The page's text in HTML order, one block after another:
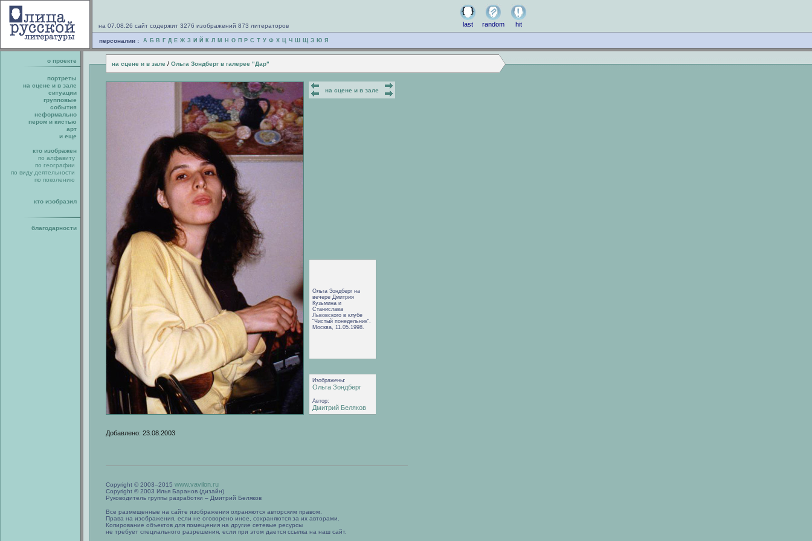
на 07.08.26 сайт содержит 3276 изображений 873 литераторов last random hit
персоналии : А Б В Г Д Е Ж З И Й К Л М Н О П Р С Т У Ф Х Ц Ч Ш Щ Э Ю Я
о проекте на сцене и в зале / Ольга Зондберг в галерее "Дар"
портреты
на сцене и в зале
ситуации
групповые
события
неформально
пером и кистью
арт
и еще
кто изображен
по алфавиту
по географии
по виду деятельности
по поколению
кто изобразил
благодарности
на сцене и в зале
Ольга Зондберг на
вечере Дмитрия
Кузьмина и
Станислава
Львовского в клубе
"Чистый понедельник".
Москва, 11.05.1998.
Изображены:
Ольга Зондберг
Автор:
Дмитрий Беляков
Добавлено: 23.08.2003
Copyright © 2003–2015 www.vavilon.ru
Copyright © 2003 Илья Баранов (дизайн)
Руководитель группы разработки – Дмитрий Беляков
Все размещенные на сайте изображения охраняются авторским правом.
Права на изображения, если не оговорено иное, сохраняются за их авторами.
Копирование объектов для помещения на другие сетевые ресурсы
не требует специального разрешения, если при этом дается ссылка на наш сайт.